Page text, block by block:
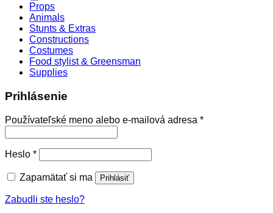
Props
Animals
Stunts & Extras
Constructions
Costumes
Food stylist & Greensman
Supplies
Prihlásenie
Používateľské meno alebo e-mailová adresa *Povinné
Heslo *Povinné
Zapamätať si ma Prihlásiť
Zabudli ste heslo?